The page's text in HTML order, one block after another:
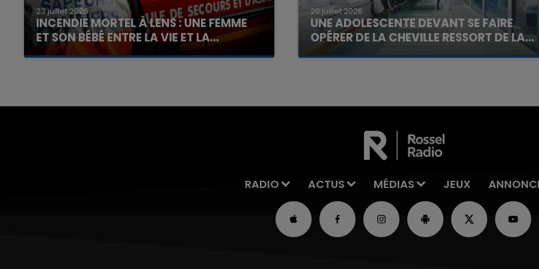
23 juillet 2026
INCENDIE MORTEL À LENS : UNE FEMME
ET SON BÉBÉ ENTRE LA VIE ET LA...
Un homme s'est immolé par le feu après avoir
20 juillet 2026
UNE ADOLESCENTE DEVANT SE FAIRE
OPÉRER DE LA CHEVILLE RESSORT DE LA...
La famille a porté plainte contre la clinique qui a
RADIO ACTUS MÉDIAS JEUX